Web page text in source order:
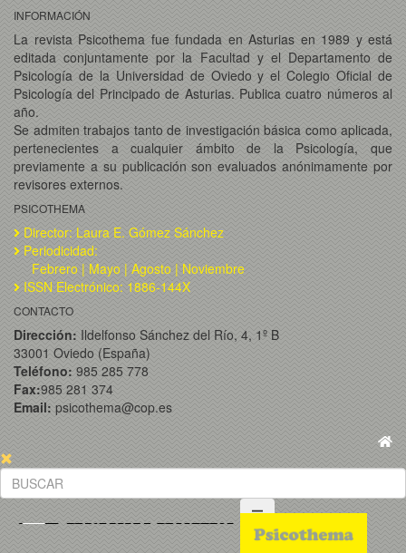
INFORMACIÓN
La revista Psicothema fue fundada en Asturias en 1989 y está
editada conjuntamente por la Facultad y el Departamento de
Psicología de la Universidad de Oviedo y el Colegio Oficial de
Psicología del Principado de Asturias. Publica cuatro números al
año.
Se admiten trabajos tanto de investigación básica como aplicada,
pertenecientes a cualquier ámbito de la Psicología, que
previamente a su publicación son evaluados anónimamente por
revisores externos.
PSICOTHEMA
Director: Laura E. Gómez Sánchez
Periodicidad:
Febrero | Mayo | Agosto | Noviembre
ISSN Electrónico: 1886-144X
CONTACTO
Dirección: Ildelfonso Sánchez del Río, 4, 1º B
33001 Oviedo (España)
Teléfono: 985 285 778
Fax:985 281 374
Email: psicothema@cop.es